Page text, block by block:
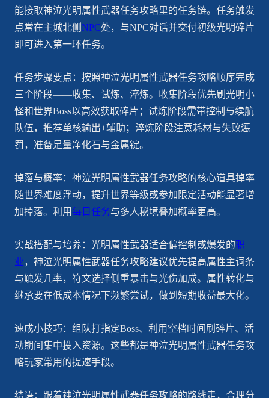
能接取神泣光明属性武器任务攻略里的任务链。任务触发
点常在主城北侧NPC处，与NPC对话并交付初级光明碎片
即可进入第一环任务。
任务步骤要点：按照神泣光明属性武器任务攻略顺序完成
三个阶段——收集、试炼、淬炼。收集阶段优先刷光明小
怪和世界Boss以高效获取碎片；试炼阶段需带控制与续航
队伍，推荐单核输出+辅助；淬炼阶段注意耗材与失败惩
罚，准备足量净化石与金属锭。
掉落与概率：神泣光明属性武器任务攻略的核心道具掉率
随世界难度浮动，提升世界等级或参加限定活动能显著增
加掉落。利用每日任务与多人秘境叠加概率更高。
实战搭配与培养：光明属性武器适合偏控制或爆发的职
业，神泣光明属性武器任务攻略建议优先提高属性主词条
与触发几率，符文选择侧重暴击与光伤加成。属性转化与
继承要在低成本情况下频繁尝试，做到短期收益最大化。
速成小技巧：组队打指定Boss、利用空档时间刷碎片、活
动期间集中投入资源。这些都是神泣光明属性武器任务攻
略玩家常用的提速手段。
结语：跟着神泣光明属性武器任务攻略的路线走，合理分